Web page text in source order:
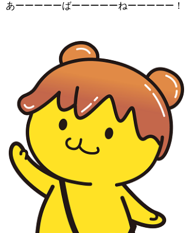
あーーーーーばーーーーーねーーーーー！